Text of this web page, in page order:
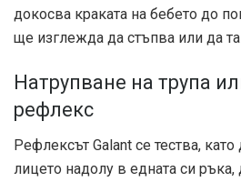
докосва краката на бебето до
ще изглежда да стъпва или да
Натрупване на трупа
рефлекс
Рефлексът Galant се тества,
лицето надолу в едната си ръка,